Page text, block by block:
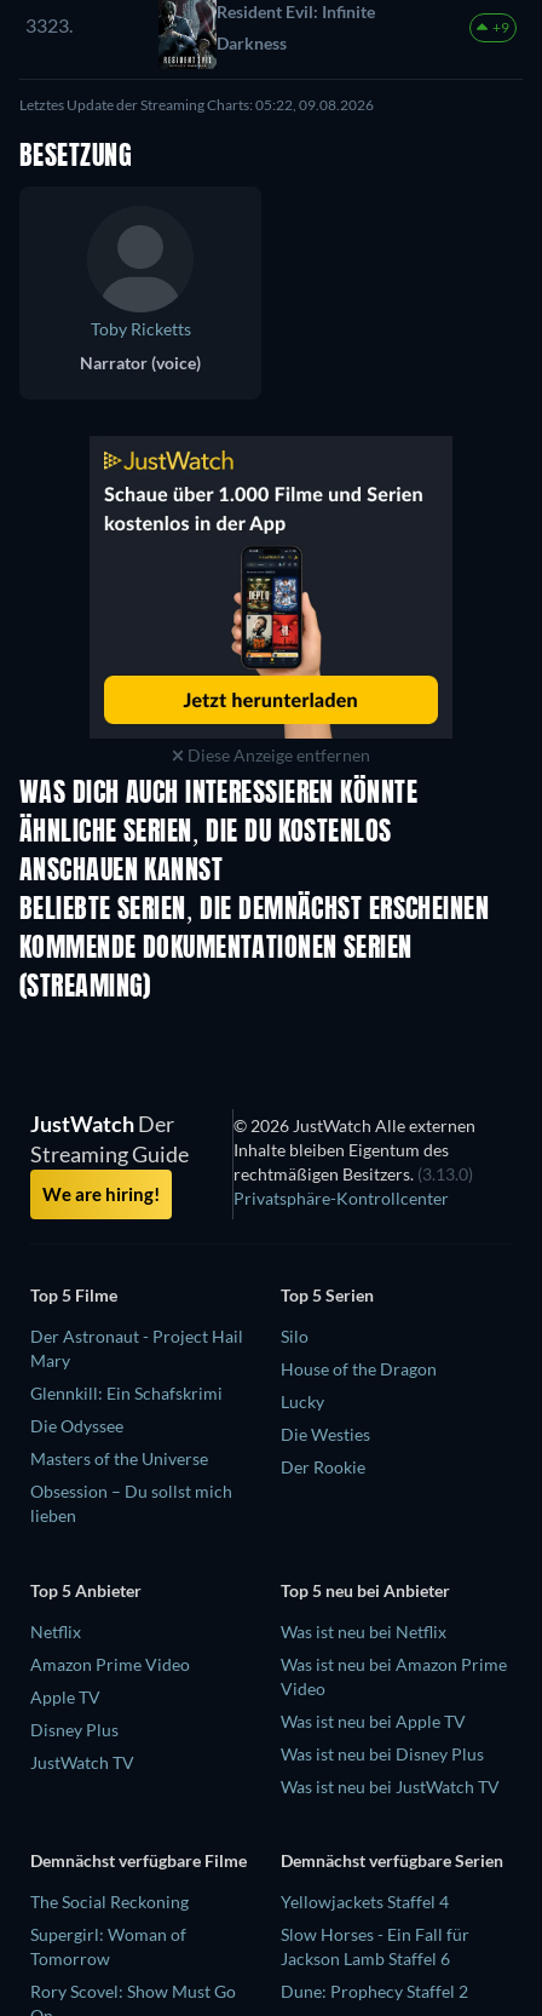
3323.
Resident Evil: Infinite
Darkness
+9
Letztes Update der Streaming Charts: 05:22, 09.08.2026
BESETZUNG
Toby Ricketts
Narrator (voice)
Diese Anzeige entfernen
WAS DICH AUCH INTERESSIEREN KÖNNTE
Serie
ÄHNLICHE SERIEN, DIE DU KOSTENLOS
ANSCHAUEN KANNST
Serie
BELIEBTE SERIEN, DIE DEMNÄCHST ERSCHEINEN
Serie Serie
KOMMENDE DOKUMENTATIONEN SERIEN
(STREAMING)Staffel 3
JustWatchDer
Streaming Guide
We are hiring!
© 2026 JustWatch Alle externen
Inhalte bleiben Eigentum des
rechtmäßigen Besitzers. (3.13.0)
Privatsphäre-Kontrollcenter
Top 5 Filme
Der Astronaut - Project Hail
Mary
Glennkill: Ein Schafskrimi
Die Odyssee
Masters of the Universe
Obsession – Du sollst mich
lieben
Top 5 Serien
Silo
House of the Dragon
Lucky
Die Westies
Der Rookie
Top 5 Anbieter
Netflix
Amazon Prime Video
Apple TV
Disney Plus
JustWatch TV
Top 5 neu bei Anbieter
Was ist neu bei Netflix
Was ist neu bei Amazon Prime
Video
Was ist neu bei Apple TV
Was ist neu bei Disney Plus
Was ist neu bei JustWatch TV
Demnächst verfügbare Filme
The Social Reckoning
Supergirl: Woman of
Tomorrow
Rory Scovel: Show Must Go
Demnächst verfügbare Serien
Yellowjackets Staffel 4
Slow Horses - Ein Fall für
Jackson Lamb Staffel 6
Dune: Prophecy Staffel 2